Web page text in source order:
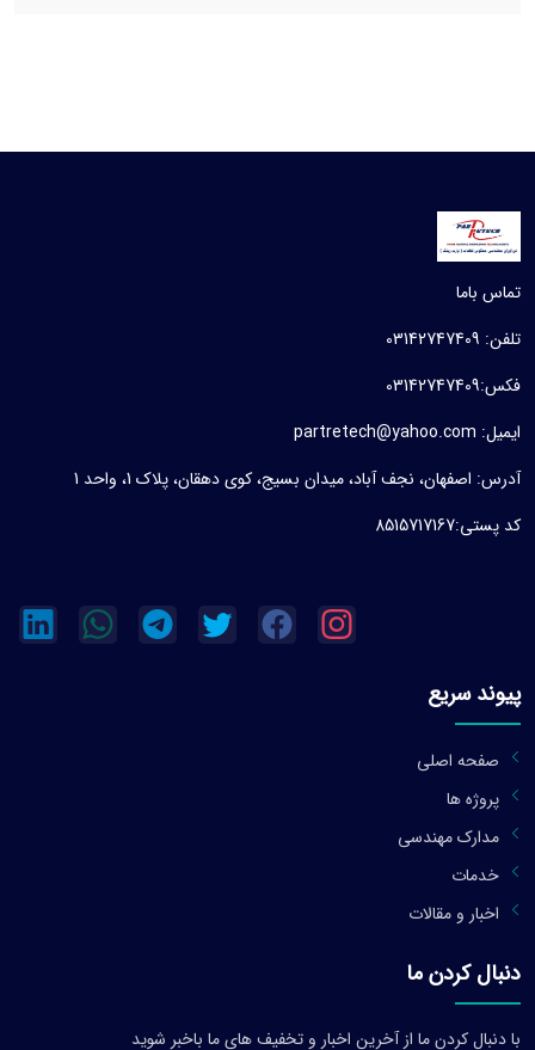
تماس باما
تلفن: 03142747409
فکس:03142747409
ایمیل: partretech@yahoo.com
آدرس: اصفهان، نجف آباد، میدان بسیج، کوی دهقان، پلاک 1، واحد 1
کد پستی:8515717167
پیوند سریع
صفحه اصلی
پروژه ها
مدارک مهندسی
خدمات
اخبار و مقالات
دنبال کردن ما
با دنبال کردن ما از آخرین اخبار و تخفیف های ما باخبر شوید